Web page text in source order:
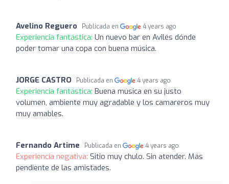
Avelino Reguero Publicada en 4 years ago
Experiencia fantástica: Un nuevo bar en Avilés dónde
poder tomar una copa con buena música.
JORGE CASTRO Publicada en 4 years ago
Experiencia fantástica: Buena música en su justo
volumen, ambiente muy agradable y los camareros muy
muy amables.
Fernando Artime Publicada en 4 years ago
Experiencia negativa: Sitio muy chulo. Sin atender. Más
pendiente de las amistades.